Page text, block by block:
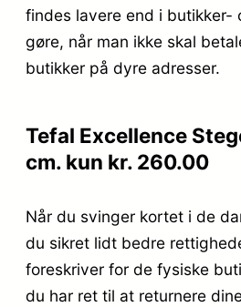
findes lavere end i butikker-
gøre, når man ikke skal
butikker på dyre adresser.
Tefal Excellence
cm. kun kr. 260.00
Når du svinger kortet i de
du sikret lidt bedre
foreskriver for de fysiske
du har ret til at returnere